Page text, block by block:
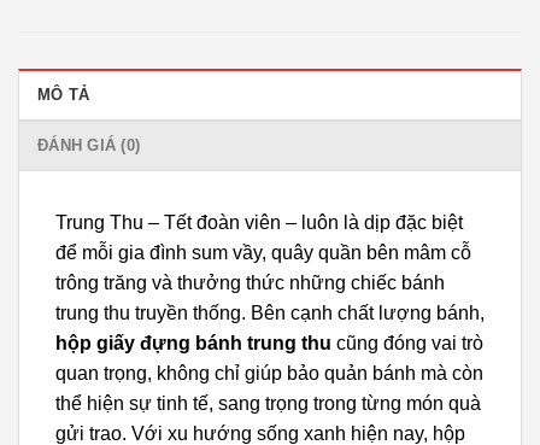
MÔ TẢ
ĐÁNH GIÁ (0)
Trung Thu – Tết đoàn viên – luôn là dịp đặc biệt
để mỗi gia đình sum vầy, quây quần bên mâm cỗ
trông trăng và thưởng thức những chiếc bánh
trung thu truyền thống. Bên cạnh chất lượng bánh,
hộp giấy đựng bánh trung thu cũng đóng vai trò
quan trọng, không chỉ giúp bảo quản bánh mà còn
thể hiện sự tinh tế, sang trọng trong từng món quà
gửi trao. Với xu hướng sống xanh hiện nay, hộp